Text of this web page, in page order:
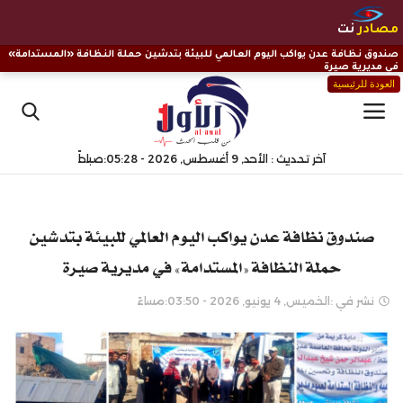
مصادرنت
العودة للرئيسية
صندوق نظافة عدن يواكب اليوم العالمي للبيئة بتدشين حملة النظافة «المستدامة»
في مديرية صيرة